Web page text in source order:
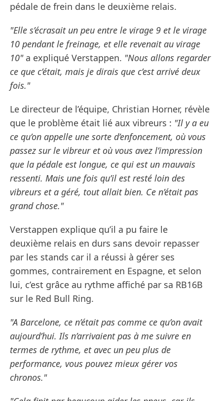
pédale de frein dans le deuxième relais.
"Elle s’écrasait un peu entre le virage 9 et le virage
10 pendant le freinage, et elle revenait au virage
10"a expliqué Verstappen. "Nous allons regarder
ce que c’était, mais je dirais que c’est arrivé deux
fois."
Le directeur de l’équipe, Christian Horner, révèle
que le problème était lié aux vibreurs : "Il y a eu
ce qu’on appelle une sorte d’enfoncement, où vous
passez sur le vibreur et où vous avez l’impression
que la pédale est longue, ce qui est un mauvais
ressenti. Mais une fois qu’il est resté loin des
vibreurs et a géré, tout allait bien. Ce n’était pas
grand chose."
Verstappen explique qu’il a pu faire le
deuxième relais en durs sans devoir repasser
par les stands car il a réussi à gérer ses
gommes, contrairement en Espagne, et selon
lui, c’est grâce au rythme affiché par sa RB16B
sur le Red Bull Ring.
"A Barcelone, ce n’était pas comme ce qu’on avait
aujourd’hui. Ils n’arrivaient pas à me suivre en
termes de rythme, et avec un peu plus de
performance, vous pouvez mieux gérer vos
chronos."